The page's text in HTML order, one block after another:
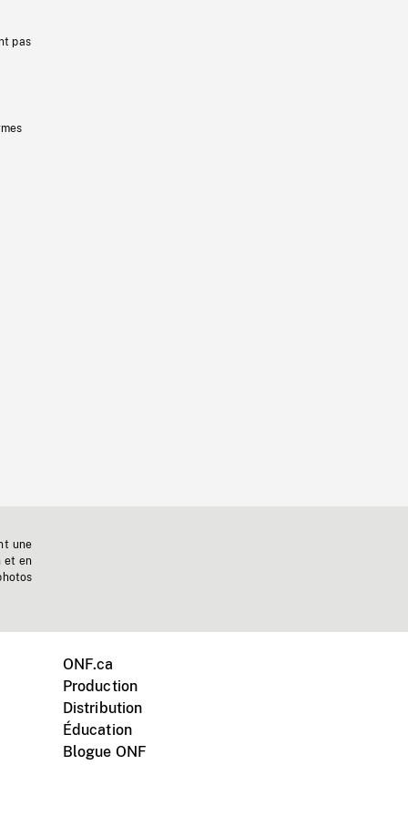
pas
une
et en
ONF.ca
Production
Distribution
Éducation
Blogue ONF